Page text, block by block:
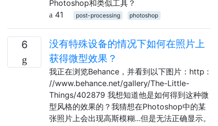
Photoshop和类似工具？
41
post-processing photoshop
6
没有特殊设备的情况下如何在照片上
获得微型效果？
我正在浏览Behance，并看到以下图片：http :
//www.behance.net/gallery/The-Little-
Things/402879 我想知道他是如何得到这种微
型风格的效果的？我猜想在Photoshop中的某
张照片上会出现高斯模糊...但是无法正确显示。